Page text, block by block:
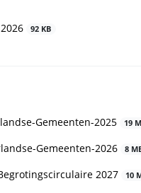
92 KB
Gemeenten-2025
19
Gemeenten-2026 8
2027 10